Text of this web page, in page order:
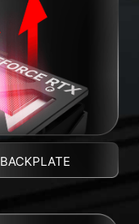
BACKPLATE